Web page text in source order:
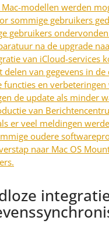
modellen werden
sommige gebruikers
gebruikers
na de upgrade
van iCloud-services
delen van gegevens in de
functies en
de update als minder
van
er veel meldingen
oudere
naar Mac OS